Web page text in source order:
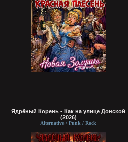
Ядрёный Корень - Как на улице Донской
(2026)
Alternative / Punk / Rock